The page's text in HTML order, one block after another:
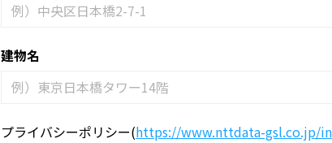
建物名
プライバシーポリシー(https://www.nttdata-gsl.co.jp/